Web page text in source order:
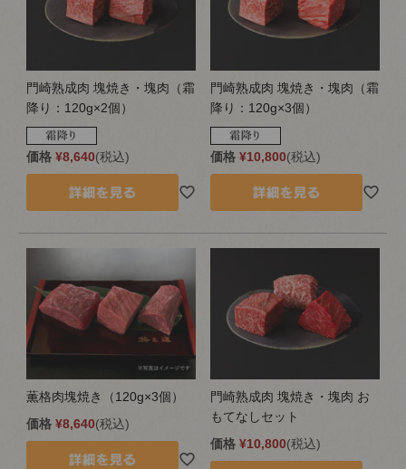
門崎熟成肉 塊焼き・塊肉（霜
降り：120g×2個）
価格 ¥8,640 税込
門崎熟成肉 塊焼き・塊肉（霜
降り：120g×3個）
価格 ¥10,800 税込
薫格肉塊焼き（120g×3個）
価格 ¥8,640 税込
門崎熟成肉 塊焼き・塊肉 お
もてなしセット
価格 ¥10,800 税込